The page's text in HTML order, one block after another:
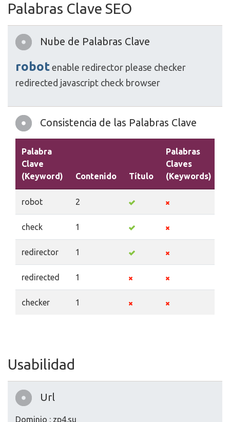
Palabras Clave SEO
Nube de Palabras Clave
robot enable redirector please checker
redirected javascript check browser
Consistencia de las Palabras Clave
Palabra
Clave
(Keyword)
Contenido Título
Palabras
Claves
(Keywords)
robot 2
check 1
redirector 1
redirected 1
checker 1
Usabilidad
Url
Dominio : zp4.su